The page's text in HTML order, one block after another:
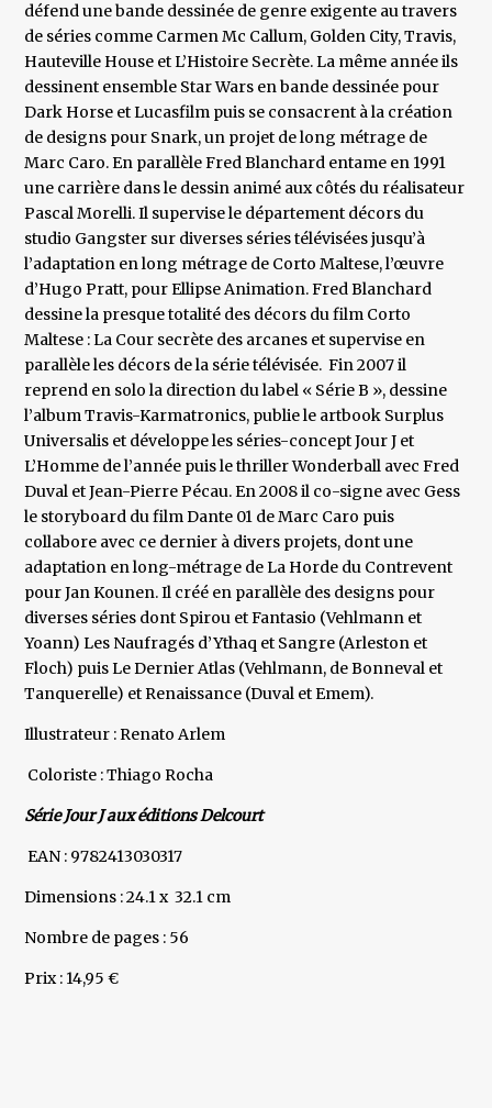
défend une bande dessinée de genre exigente au travers
de séries comme Carmen Mc Callum, Golden City, Travis,
Hauteville House et L’Histoire Secrète. La même année ils
dessinent ensemble Star Wars en bande dessinée pour
Dark Horse et Lucasfilm puis se consacrent à la création
de designs pour Snark, un projet de long métrage de
Marc Caro. En parallèle Fred Blanchard entame en 1991
une carrière dans le dessin animé aux côtés du réalisateur
Pascal Morelli. Il supervise le département décors du
studio Gangster sur diverses séries télévisées jusqu’à
l’adaptation en long métrage de Corto Maltese, l’œuvre
d’Hugo Pratt, pour Ellipse Animation. Fred Blanchard
dessine la presque totalité des décors du film Corto
Maltese : La Cour secrète des arcanes et supervise en
parallèle les décors de la série télévisée. Fin 2007 il
reprend en solo la direction du label « Série B », dessine
l’album Travis-Karmatronics, publie le artbook Surplus
Universalis et développe les séries-concept Jour J et
L’Homme de l’année puis le thriller Wonderball avec Fred
Duval et Jean-Pierre Pécau. En 2008 il co-signe avec Gess
le storyboard du film Dante 01 de Marc Caro puis
collabore avec ce dernier à divers projets, dont une
adaptation en long-métrage de La Horde du Contrevent
pour Jan Kounen. Il créé en parallèle des designs pour
diverses séries dont Spirou et Fantasio (Vehlmann et
Yoann) Les Naufragés d’Ythaq et Sangre (Arleston et
Floch) puis Le Dernier Atlas (Vehlmann, de Bonneval et
Tanquerelle) et Renaissance (Duval et Emem).
Illustrateur : Renato Arlem
Coloriste : Thiago Rocha
Série Jour J aux éditions Delcourt
EAN : 9782413030317
Dimensions : 24.1 x 32.1 cm
Nombre de pages : 56
Prix : 14,95 €